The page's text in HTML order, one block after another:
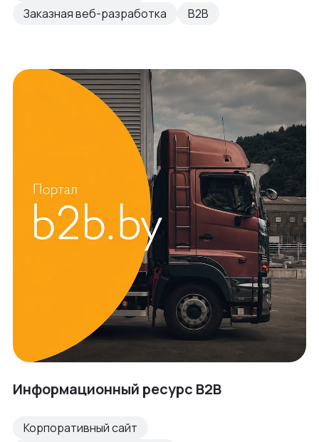
Заказная веб-разработка
B2B
Информационный ресурс B2B
Корпоративный сайт